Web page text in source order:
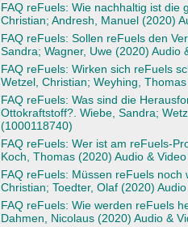
FAQ reFuels: Wie nachhaltig ist die
Christian; Andresh, Manuel (2020)
FAQ reFuels: Sollen reFuels den
Sandra; Wagner, Uwe (2020) Audio
FAQ reFuels: Wirken sich reFuels
Wetzel, Christian; Weyhing,
FAQ reFuels: Was sind die
Ottokraftstoff?. Wiebe, Sandra;
(1000118740)
FAQ reFuels: Wer ist am reFuels-
Koch, Thomas (2020) Audio &
FAQ reFuels: Müssen reFuels
Christian; Toedter, Olaf (2020)
FAQ reFuels: Wie werden reFuels
Dahmen, Nicolaus (2020) Audio &